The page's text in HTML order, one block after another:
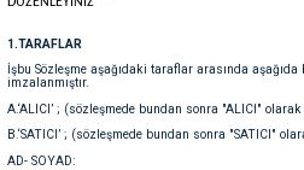
1.TARAFLAR
İşbu Sözleşme aşağıdaki taraflar arasında
imzalanmıştır.
A.‘ALICI’ ; (sözleşmede bundan sonra "ALICI" olarak
B.‘SATICI’ ; (sözleşmede bundan sonra "SATICI"
AD- SOYAD: